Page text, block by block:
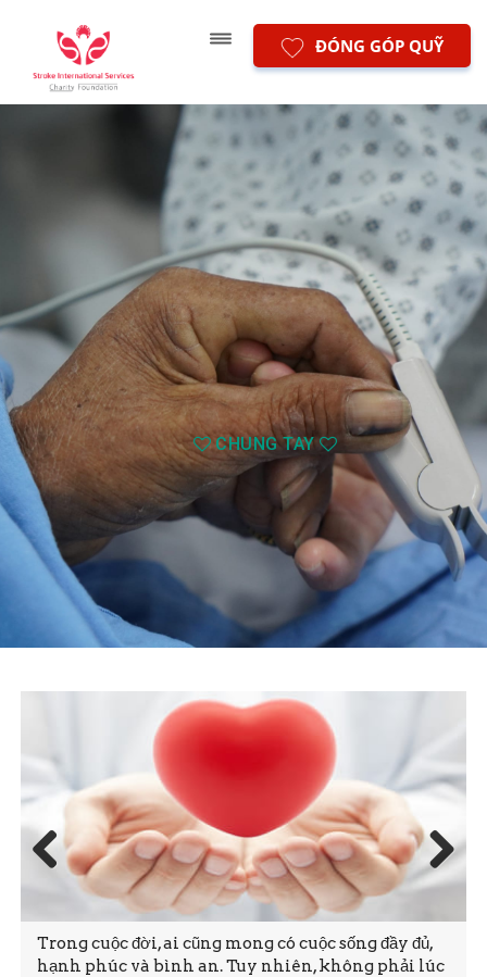
ĐÓNG GÓP QUỸ
CHUNG TAY
Trong cuộc đời, ai cũng mong có cuộc sống đầy đủ,
hạnh phúc và bình an. Tuy nhiên, không phải lúc
Next